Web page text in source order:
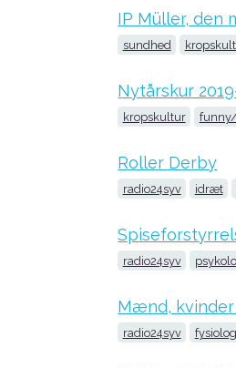
IP Müller, den
sundhed
Nytårskur
kropskultur
Roller Derby
radio24syv idræt
radio24syv
Mænd,
radio24syv